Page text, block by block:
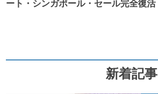
ート・シンガポール・セール完全復活
新着記事